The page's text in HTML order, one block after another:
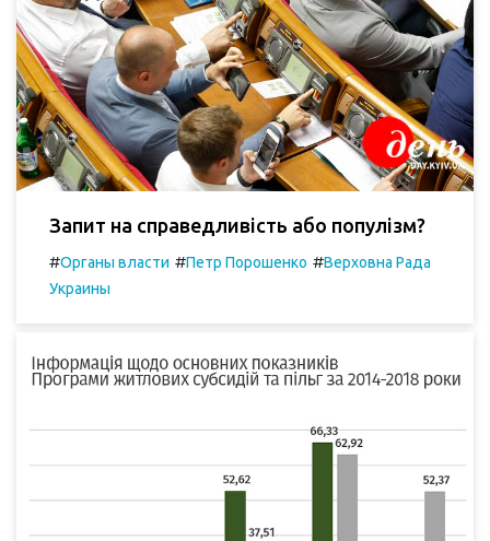
Запит на справедливість або популізм?
#Органы власти #Петр Порошенко #Верховна Рада
Украины